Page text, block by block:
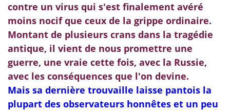
contre un virus qui s'est finalement avéré
moins nocif que ceux de la grippe ordinaire.
Montant de plusieurs crans dans la tragédie
antique, il vient de nous promettre une
guerre, une vraie cette fois, avec la Russie,
avec les conséquences que l'on devine.
Mais sa dernière trouvaille laisse pantois la
plupart des observateurs honnêtes et un peu